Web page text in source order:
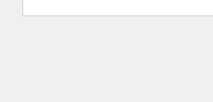
HubSpot Solutions Partner